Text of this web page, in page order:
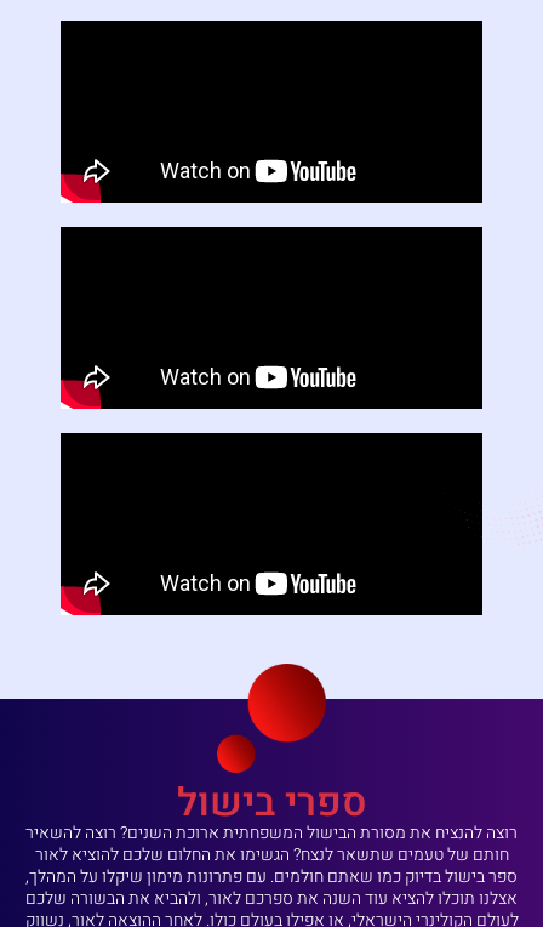
ספרי בישול
רוצה להנציח את מסורת הבישול המשפחתית ארוכת השנים? רוצה להשאיר
חותם של טעמים שתשאר לנצח? הגשימו את החלום שלכם להוציא לאור
ספר בישול בדיוק כמו שאתם חולמים. עם פתרונות מימון שיקלו על המהלך,
אצלנו תוכלו להציא עוד השנה את ספרכם לאור, ולהביא את הבשורה שלכם
לעולם הקולינרי הישראלי, או אפילו בעולם כולו. לאחר ההוצאה לאור, נשווק